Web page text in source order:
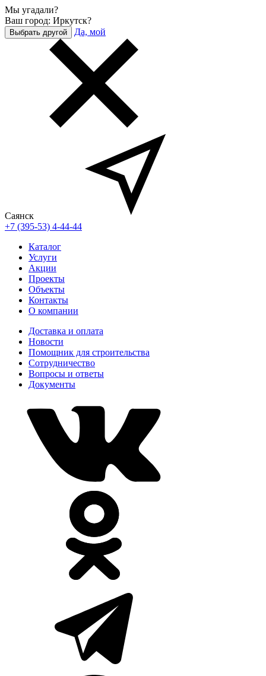
Мы угадали?
Ваш город: Иркутск?
Выбрать другой Да, мой
Саянск
+7 (395-53) 4-44-44
Каталог
Услуги
Акции
Проекты
Объекты
Контакты
О компании
Доставка и оплата
Новости
Помощник для строительства
Сотрудничество
Вопросы и ответы
Документы